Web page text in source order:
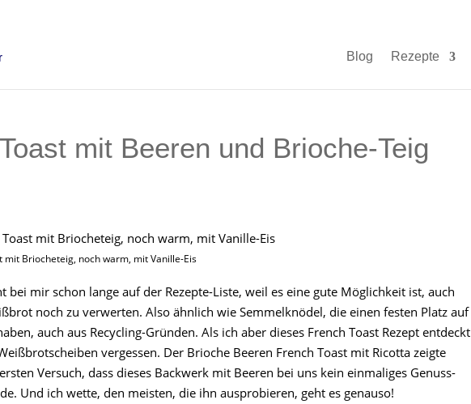
Blog Rezepte
mit Beeren und Brioche-Teig
mit Briocheteig, noch warm, mit Vanille-Eis
bei mir schon lange auf der Rezepte-Liste, weil es eine gute Möglichkeit ist, auch
noch zu verwerten. Also ähnlich wie Semmelknödel, die einen festen Platz auf
auch aus Recycling-Gründen. Als ich aber dieses French Toast Rezept entdeckt
vergessen. Der Brioche Beeren French Toast mit Ricotta zeigte
Versuch, dass dieses Backwerk mit Beeren bei uns kein einmaliges Genuss-
Und ich wette, den meisten, die ihn ausprobieren, geht es genauso!